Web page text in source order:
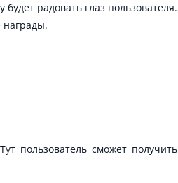
радовать глаз пользователя.
пользователь сможет получить